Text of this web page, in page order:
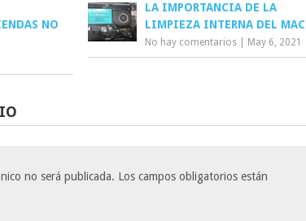
NO
LA IMPORTANCIA DE LA
LIMPIEZA INTERNA DEL MAC
No hay comentarios May 6, 2021
no será publicada. Los campos obligatorios están